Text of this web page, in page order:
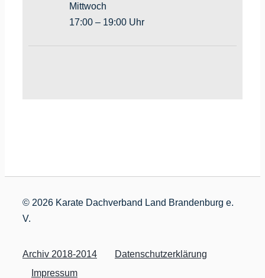
Mittwoch
17:00 – 19:00 Uhr
© 2026 Karate Dachverband Land Brandenburg e.
V.
Archiv 2018-2014
Datenschutzerklärung
Impressum